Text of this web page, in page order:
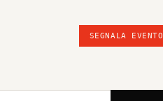
SEGNALA EVENTO